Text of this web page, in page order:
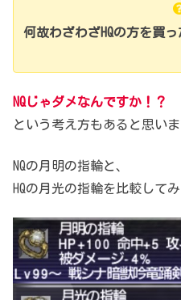
何故わざわざHQの方を買
NQじゃダメなんですか！？
という考え方もあると思いま
NQの月明の指輪と、
HQの月光の指輪を比較して